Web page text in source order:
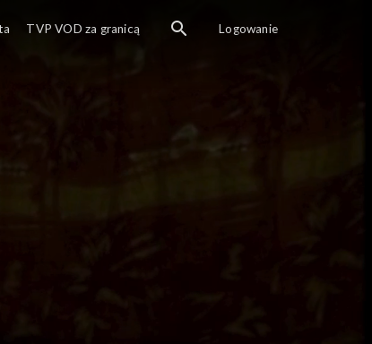
TVP VOD za granicą Logowanie